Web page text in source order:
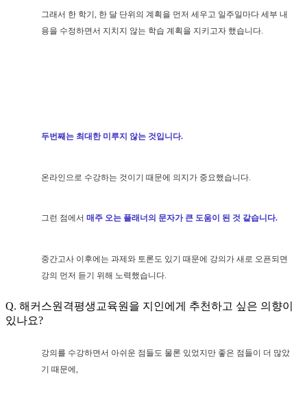
그래서 한 학기, 한 달 단위의 계획을 먼저 세우고 일주일마다 세부 내
용을 수정하면서 지치지 않는 학습 계획을 지키고자 했습니다.
두번째는 최대한 미루지 않는 것입니다.
온라인으로 수강하는 것이기 때문에 의지가 중요했습니다.
그런 점에서 매주 오는 플래너의 문자가 큰 도움이 된 것 같습니다.
중간고사 이후에는 과제와 토론도 있기 때문에 강의가 새로 오픈되면
강의 먼저 듣기 위해 노력했습니다.
Q. 해커스원격평생교육원을 지인에게 추천하고 싶은 의향이
있나요?
강의를 수강하면서 아쉬운 점들도 물론 있었지만 좋은 점들이 더 많았
기 때문에,